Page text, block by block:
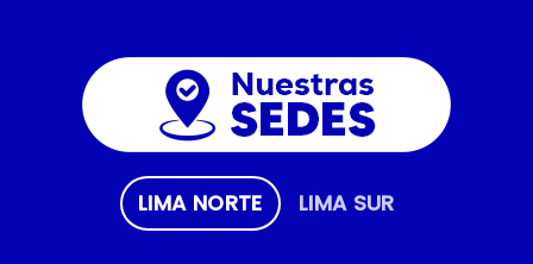
LIMA NORTE LIMA SUR